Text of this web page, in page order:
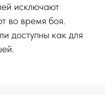
исключают
во время боя.
доступны как для